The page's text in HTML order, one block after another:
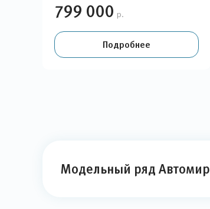
799 000 р.
Подробнее
Модельный ряд Автомир